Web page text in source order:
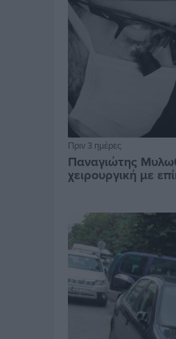
Πριν 3 ημέρες
Παναγιώτης
χειρουργική με